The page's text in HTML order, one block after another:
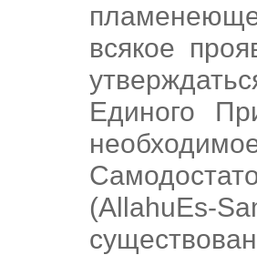
всякое
Единого
(AllahuEs-